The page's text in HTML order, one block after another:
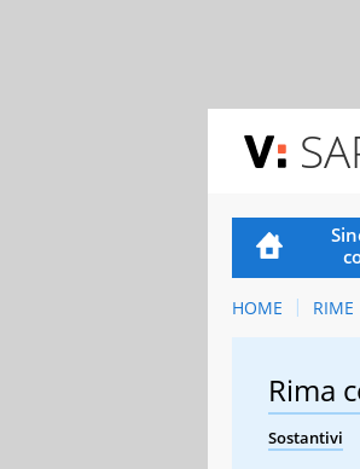
HOME RIME
Rima
Sostantivi